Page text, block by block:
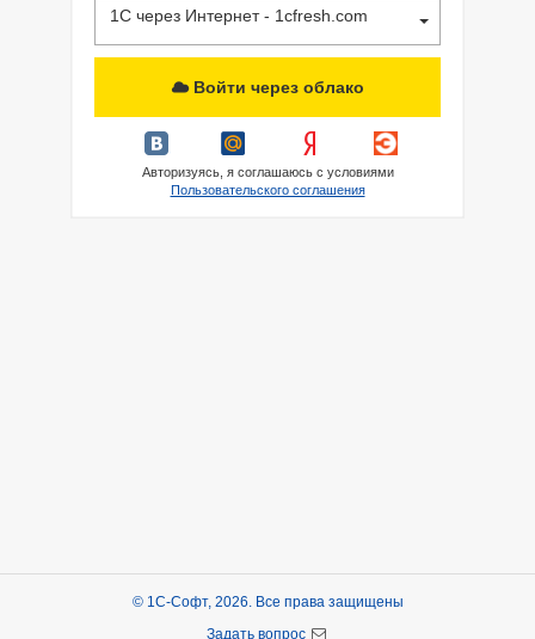
1С через Интернет - 1cfresh.com
Войти через облако
Авторизуясь, я соглашаюсь с условиями
Пользовательского соглашения
© 1С-Софт, 2026. Все права защищены
Задать вопрос